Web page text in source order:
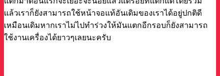
แล้วเราก็ยังสามารถใช้หน้าจอแท้อันเดิมของเราได้อยู่ปกติดี
เหมือนเดิมหากเราไม่ไปทำร่วงให้มันแตกอีกรอบก็ยังสามารถ
ใช้งานเครื่องได้ยาวๆเลยนะครับ